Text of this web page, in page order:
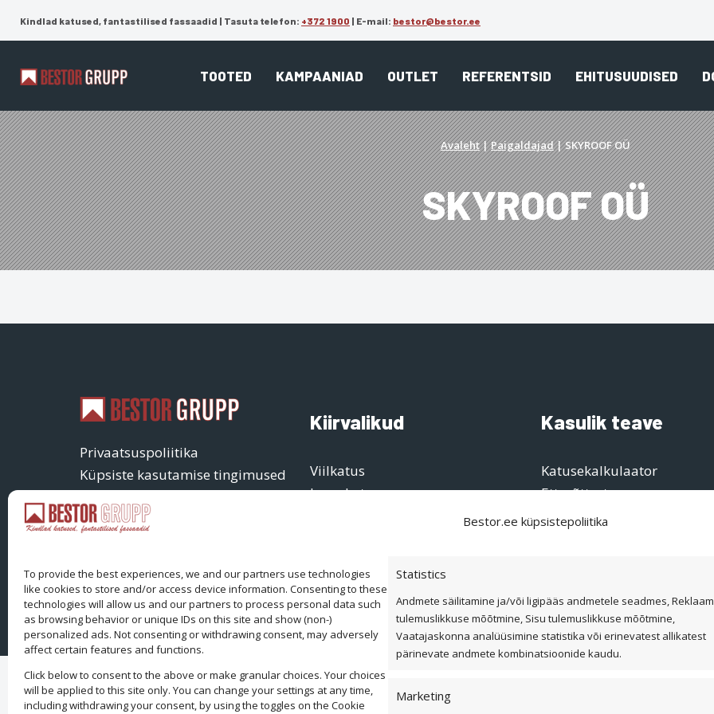
Bestor.ee küpsistepoliitika
To provide the best experiences, we and our partners use technologies
like cookies to store and/or access device information. Consenting to these
technologies will allow us and our partners to process personal data such
as browsing behavior or unique IDs on this site and show (non-)
personalized ads. Not consenting or withdrawing consent, may adversely
affect certain features and functions.
Click below to consent to the above or make granular choices. Your choices
will be applied to this site only. You can change your settings at any time,
including withdrawing your consent, by using the toggles on the Cookie
Statistics
Andmete säilitamine ja/või ligipääs andmetele seadmes,
tulemuslikkuse mõõtmine, Sisu tulemuslikkuse mõõtmine,
Vaatajaskonna analüüsimine statistika või erinevatest allikatest
pärinevate andmete kombinatsioonide kaudu.
Marketing
Kindlad katused, fantastilised fassaadid | Tasuta telefon: +372 1900 | E-mail: bestor@bestor.ee
TOOTED KAMPAANIAD OUTLET REFERENTSID EHITUSUUDISED
Avaleht|Paigaldajad|SKYROOF OÜ
SKYROOF OÜ
Privaatsuspoliitika
Küpsiste kasutamise tingimused
Kiirvalikud
Viilkatus
Lamekatus
Fassaad ja fassaadiplaadid
Kasulik teave
Katusekalkulaator
Ettevõttest
Referentsid
Cedral tehnilised joonised